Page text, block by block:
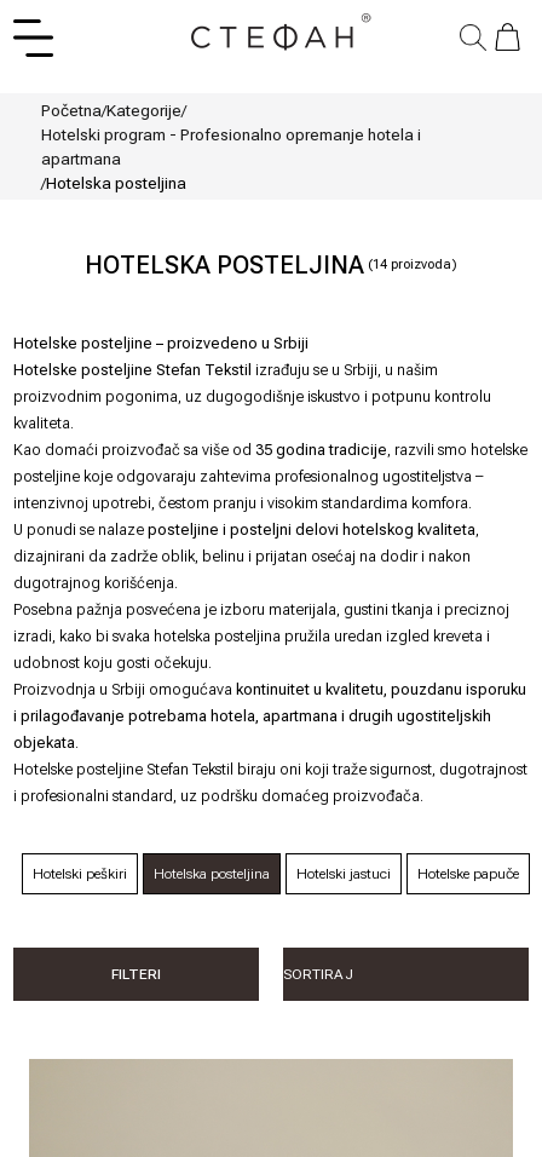
Početna/Kategorije/
Hotelski program - Profesionalno opremanje hotela i
apartmana
/Hotelska posteljina
HOTELSKA POSTELJINA (14 proizvoda)
Hotelske posteljine – proizvedeno u Srbiji
Hotelske posteljine Stefan Tekstil izrađuju se u Srbiji, u našim
proizvodnim pogonima, uz dugogodišnje iskustvo i potpunu kontrolu
kvaliteta.
Kao domaći proizvođač sa više od35 godina tradicije, razvili smo hotelske
posteljine koje odgovaraju zahtevima profesionalnog ugostiteljstva –
intenzivnoj upotrebi, čestom pranju i visokim standardima komfora.
U ponudi se nalazeposteljine i posteljni delovi hotelskog kvaliteta,
dizajnirani da zadrže oblik, belinu i prijatan osećaj na dodir i nakon
dugotrajnog korišćenja.
Posebna pažnja posvećena je izboru materijala, gustini tkanja i preciznoj
izradi, kako bi svaka hotelska posteljina pružila uredan izgled kreveta i
udobnost koju gosti očekuju.
Proizvodnja u Srbiji omogućava kontinuitet u kvalitetu, pouzdanu isporuku
i prilagođavanje potrebama hotela, apartmana i drugih ugostiteljskih
objekata.
Hotelske posteljine Stefan Tekstil biraju oni koji traže sigurnost, dugotrajnost
i profesionalni standard, uz podršku domaćeg proizvođača.
Hotelski peškiri Hotelska posteljina Hotelski jastuci Hotelske papuče
FILTERI